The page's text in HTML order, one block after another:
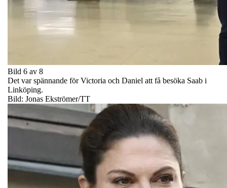
Bild 6 av 8
Det var spännande för Victoria och Daniel att få besöka Saab i
Linköping.
Bild: Jonas Ekströmer/TT